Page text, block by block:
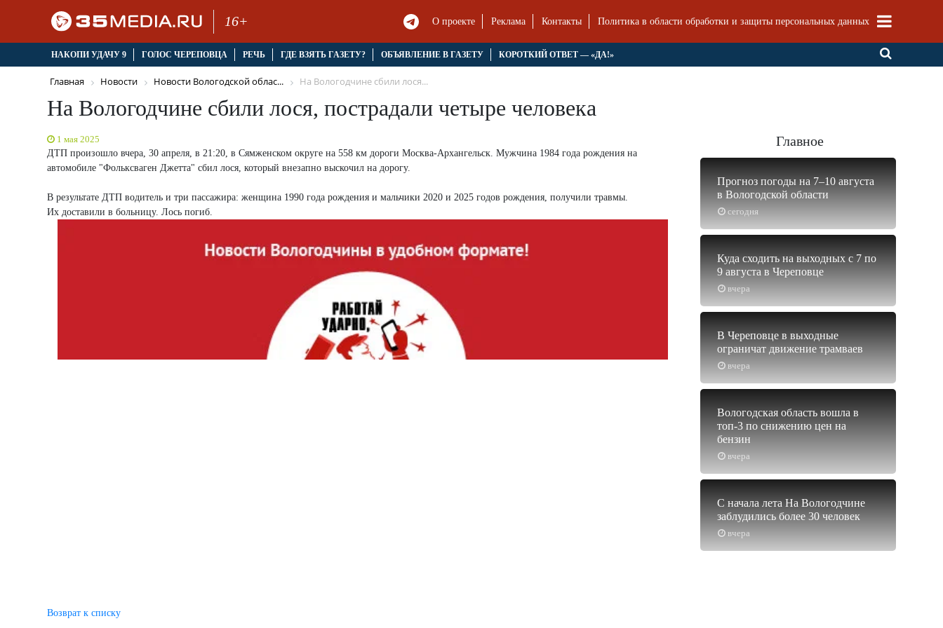
16+ О проекте Реклама Контакты Политика в области обработки и защиты персональных данных
НАКОПИ УДАЧУ 9 ГОЛОС ЧЕРЕПОВЦА РЕЧЬ ГДЕ ВЗЯТЬ ГАЗЕТУ? ОБЪЯВЛЕНИЕ В ГАЗЕТУ КОРОТКИЙ ОТВЕТ — «ДА!»
Главная Новости Новости Вологодской облас... На Вологодчине сбили лося...
На Вологодчине сбили лося, пострадали четыре человека
1 мая 2025
ДТП произошло вчера, 30 апреля, в 21:20, в Сямженском округе на 558 км дороги Москва-Архангельск. Мужчина 1984 года рождения на
автомобиле "Фольксваген Джетта" сбил лося, который внезапно выскочил на дорогу.
В результате ДТП водитель и три пассажира: женщина 1990 года рождения и мальчики 2020 и 2025 годов рождения, получили травмы.
Их доставили в больницу. Лось погиб.
Главное
сегодня
Прогноз погоды на 7–10 августа
в Вологодской области
вчера
Куда сходить на выходных с 7 по
9 августа в Череповце
вчера
В Череповце в выходные
ограничат движение трамваев
вчера
Вологодская область вошла в
топ-3 по снижению цен на
бензин
вчера
С начала лета На Вологодчине
заблудились более 30 человек
Возврат к списку